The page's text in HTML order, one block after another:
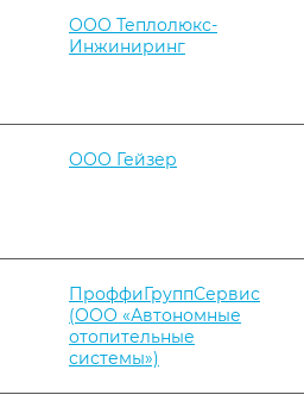
ООО Теплолюкс-
Инжиниринг
ООО Гейзер
ПроффиГруппСервис
(ООО «Автономные
отопительные
системы»)